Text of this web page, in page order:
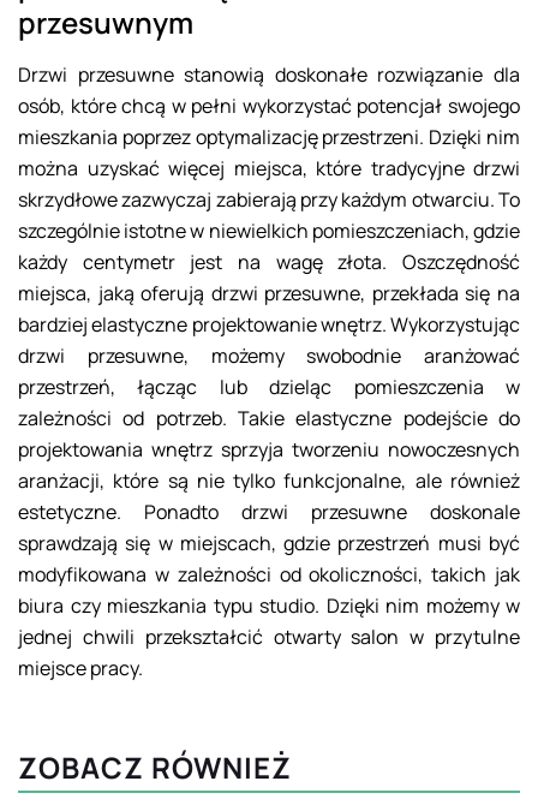
przesuwnym
Drzwi przesuwne stanowią doskonałe rozwiązanie dla
osób, które chcą w pełni wykorzystać potencjał swojego
mieszkania poprzez optymalizację przestrzeni. Dzięki nim
można uzyskać więcej miejsca, które tradycyjne drzwi
skrzydłowe zazwyczaj zabierają przy każdym otwarciu. To
szczególnie istotne w niewielkich pomieszczeniach, gdzie
każdy centymetr jest na wagę złota. Oszczędność
miejsca, jaką oferują drzwi przesuwne, przekłada się na
bardziej elastyczne projektowanie wnętrz. Wykorzystując
drzwi przesuwne, możemy swobodnie aranżować
przestrzeń, łącząc lub dzieląc pomieszczenia w
zależności od potrzeb. Takie elastyczne podejście do
projektowania wnętrz sprzyja tworzeniu nowoczesnych
aranżacji, które są nie tylko funkcjonalne, ale również
estetyczne. Ponadto drzwi przesuwne doskonale
sprawdzają się w miejscach, gdzie przestrzeń musi być
modyfikowana w zależności od okoliczności, takich jak
biura czy mieszkania typu studio. Dzięki nim możemy w
jednej chwili przekształcić otwarty salon w przytulne
miejsce pracy.
ZOBACZ RÓWNIEŻ